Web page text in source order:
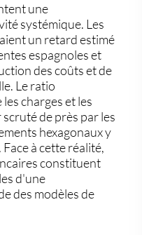
une
systémique. Les
un retard estimé
espagnoles et
des coûts et de
Le ratio
charges et les
de près par les
hexagonaux y
à cette réalité,
constituent
d'une
des modèles de